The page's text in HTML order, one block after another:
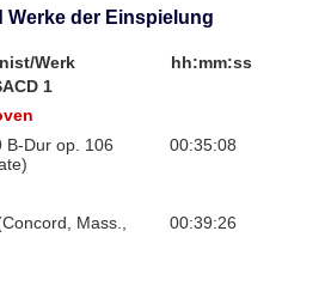
Werke der Einspielung
Werk
hh:mm:ss
1
B-Dur op. 106
00:35:08
Mass.,
00:39:26